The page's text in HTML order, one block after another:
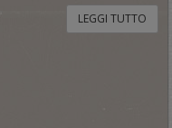
LEGGI TUTTO